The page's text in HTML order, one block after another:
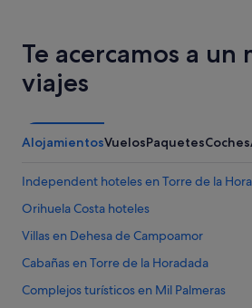
Te acercamos a un
viajes
AlojamientosVuelosPaquetesCoches
Independent hoteles en Torre de la
Orihuela Costa hoteles
Villas en Dehesa de Campoamor
Cabañas en Torre de la Horadada
Complejos turísticos en Mil Palmeras